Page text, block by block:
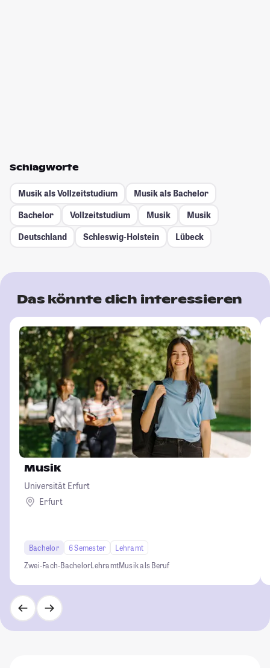
Schlagworte
Musik als Vollzeitstudium
Musik als Bachelor
Bachelor
Vollzeitstudium Musik
Musik
Deutschland
Schleswig-Holstein Lübeck
Das könnte dich interessieren
Musik
Universität Erfurt
Erfurt
Bachelor 6 Semester
Lehramt
Zwei-Fach-BachelorLehramtMusik als Beruf